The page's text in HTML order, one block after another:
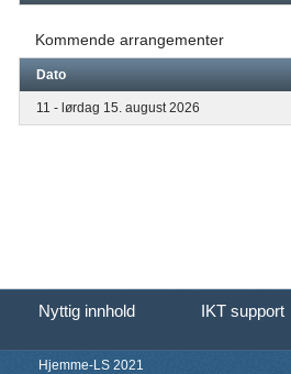
Kommende arrangementer
Dato
11 - lørdag 15. august 2026
Nyttig innhold IKT support
Hjemme-LS 2021